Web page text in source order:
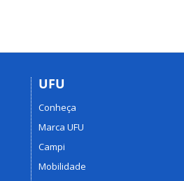
UFU
Conheça
Marca UFU
Campi
Mobilidade